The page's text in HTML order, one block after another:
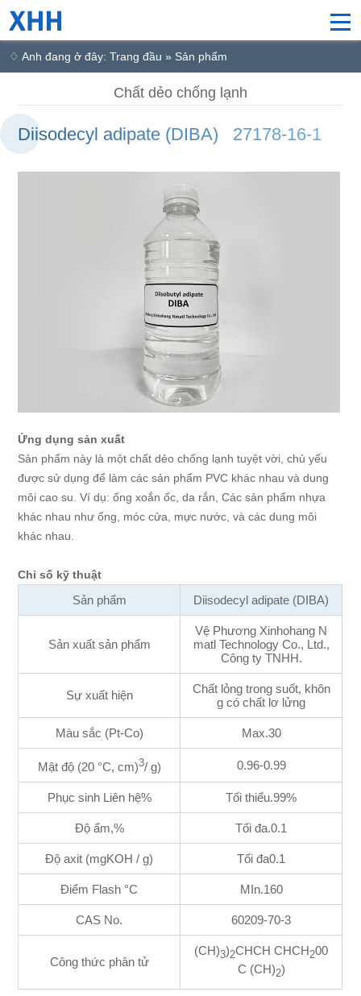
♢ Anh đang ở đây: Trang đầu » Sản phẩm
Chất dẻo chống lạnh
Diisodecyl adipate (DIBA) 27178-16-1
Ứng dụng sản xuất
Sản phẩm này là một chất dẻo chống lạnh tuyệt vời, chủ yếu
được sử dụng để làm các sản phẩm PVC khác nhau và dung
môi cao su. Ví dụ: ống xoắn ốc, da rắn, Các sản phẩm nhựa
khác nhau như ống, móc cửa, mực nước, và các dung môi
khác nhau.
Chỉ số kỹ thuật
Sản phẩm Diisodecyl adipate (DIBA)
Sản xuất sản phẩm
Vệ Phương Xinhohang N
matl Technology Co., Ltd.,
Công ty TNHH.
Sự xuất hiện
Chất lỏng trong suốt, khôn
g có chất lơ lửng
Màu sắc (Pt-Co) Max.30
Mật độ (20 °C, cm)3/ g) 0.96-0.99
Phục sinh Liên hệ% Tối thiểu.99%
Độ ẩm,% Tối đa.0.1
Độ axit (mgKOH / g) Tối đa0.1
Điểm Flash °C MIn.160
CAS No. 60209-70-3
Công thức phân tử
(CH)3)2CHCH CHCH200
C (CH)2)